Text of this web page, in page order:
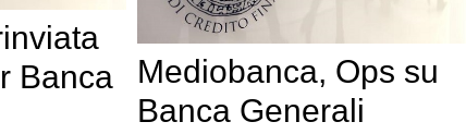
Banca
Mediobanca, Ops su
Banca Generali